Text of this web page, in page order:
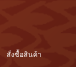
สั่งซื้อสินค้า